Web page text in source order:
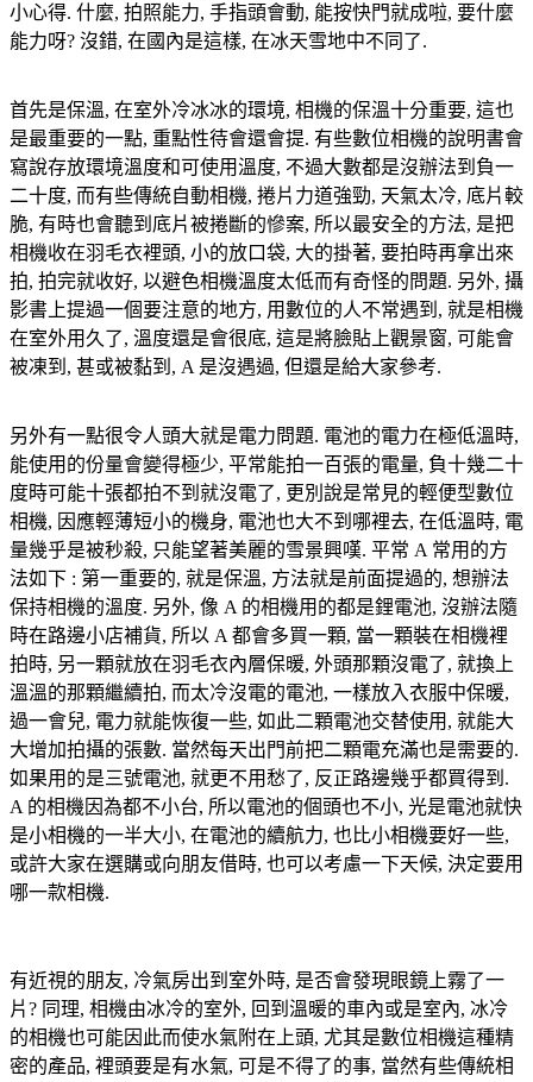
小心得. 什麼, 拍照能力, 手指頭會動, 能按快門就成啦, 要什麼
能力呀? 沒錯, 在國內是這樣, 在冰天雪地中不同了.
首先是保溫, 在室外冷冰冰的環境, 相機的保溫十分重要, 這也
是最重要的一點, 重點性待會還會提. 有些數位相機的說明書會
寫說存放環境溫度和可使用溫度, 不過大數都是沒辦法到負一
二十度, 而有些傳統自動相機, 捲片力道強勁, 天氣太冷, 底片較
脆, 有時也會聽到底片被捲斷的慘案, 所以最安全的方法, 是把
相機收在羽毛衣裡頭, 小的放口袋, 大的掛著, 要拍時再拿出來
拍, 拍完就收好, 以避色相機溫度太低而有奇怪的問題. 另外, 攝
影書上提過一個要注意的地方, 用數位的人不常遇到, 就是相機
在室外用久了, 溫度還是會很底, 這是將臉貼上觀景窗, 可能會
被凍到, 甚或被黏到, A 是沒遇過, 但還是給大家參考.
另外有一點很令人頭大就是電力問題. 電池的電力在極低溫時,
能使用的份量會變得極少, 平常能拍一百張的電量, 負十幾二十
度時可能十張都拍不到就沒電了, 更別說是常見的輕便型數位
相機, 因應輕薄短小的機身, 電池也大不到哪裡去, 在低溫時, 電
量幾乎是被秒殺, 只能望著美麗的雪景興嘆. 平常 A 常用的方
法如下 : 第一重要的, 就是保溫, 方法就是前面提過的, 想辦法
保持相機的溫度. 另外, 像 A 的相機用的都是鋰電池, 沒辦法隨
時在路邊小店補貨, 所以 A 都會多買一顆, 當一顆裝在相機裡
拍時, 另一顆就放在羽毛衣內層保暖, 外頭那顆沒電了, 就換上
溫溫的那顆繼續拍, 而太冷沒電的電池, 一樣放入衣服中保暖,
過一會兒, 電力就能恢復一些, 如此二顆電池交替使用, 就能大
大增加拍攝的張數. 當然每天出門前把二顆電充滿也是需要的.
如果用的是三號電池, 就更不用愁了, 反正路邊幾乎都買得到.
A 的相機因為都不小台, 所以電池的個頭也不小, 光是電池就快
是小相機的一半大小, 在電池的續航力, 也比小相機要好一些,
或許大家在選購或向朋友借時, 也可以考慮一下天候, 決定要用
哪一款相機.
有近視的朋友, 冷氣房出到室外時, 是否會發現眼鏡上霧了一
片? 同理, 相機由冰冷的室外, 回到溫暖的車內或是室內, 冰冷
的相機也可能因此而使水氣附在上頭, 尤其是數位相機這種精
密的產品, 裡頭要是有水氣, 可是不得了的事, 當然有些傳統相